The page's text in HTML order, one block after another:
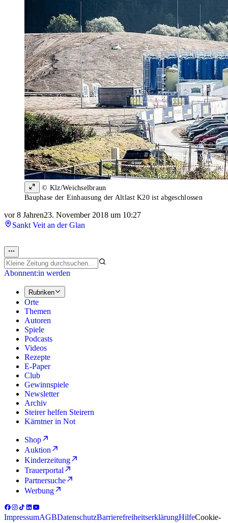
© Klz/Weichselbraun
Bauphase der Einhausung der Altlast K20 ist abgeschlossen
vor 8 Jahren23. November 2018 um 10:27
Sankt Veit an der Glan
Abonnent:in werden
Rubriken
Orte
Themen
Autoren
Spiele
Podcasts
Videos
Rezepte
E-Paper
Club
Gewinnspiele
Newsletter
Archiv
Steirer helfen Steirern
Kärntner in Not
Shop
Auktion
Kinderzeitung
Trauerportal
Partnersuche
Werbung
ImpressumAGBDatenschutzBarrierefreiheitserklärungHilfeCookie-